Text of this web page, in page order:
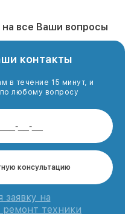
все Ваши вопросы
контакты
в течение 15 минут, и
по любому вопросу
консультацию
заявку на
техники